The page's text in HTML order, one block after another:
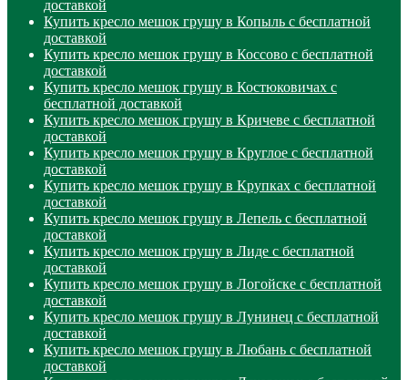
доставкой
Купить кресло мешок грушу в Копыль с бесплатной
доставкой
Купить кресло мешок грушу в Коссово с бесплатной
доставкой
Купить кресло мешок грушу в Костюковичах с
бесплатной доставкой
Купить кресло мешок грушу в Кричеве с бесплатной
доставкой
Купить кресло мешок грушу в Круглое с бесплатной
доставкой
Купить кресло мешок грушу в Крупках с бесплатной
доставкой
Купить кресло мешок грушу в Лепель с бесплатной
доставкой
Купить кресло мешок грушу в Лиде с бесплатной
доставкой
Купить кресло мешок грушу в Логойске с бесплатной
доставкой
Купить кресло мешок грушу в Лунинец с бесплатной
доставкой
Купить кресло мешок грушу в Любань с бесплатной
доставкой